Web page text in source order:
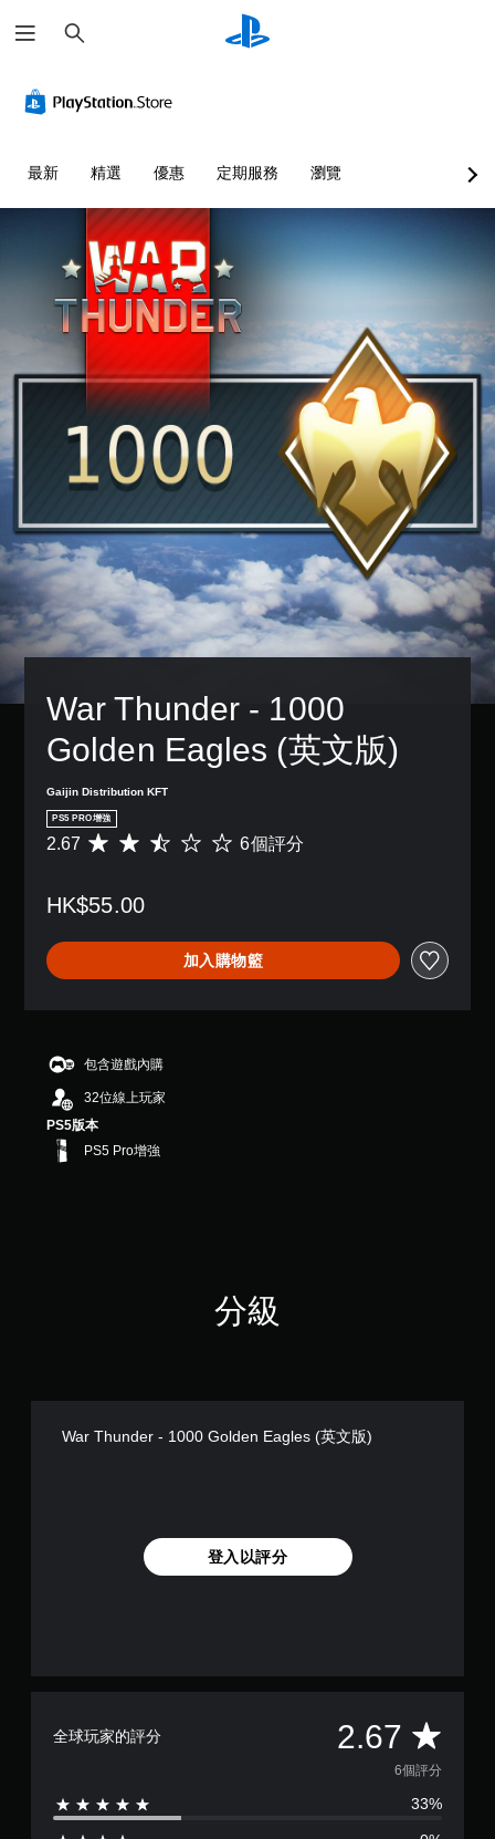
尋
最新 精選 優惠 定期服務 瀏覽
War Thunder - 1000
Golden Eagles (英文版)
Gaijin Distribution KFT
PS5 PRO增強
平
分
2
.
（
滿
分
5
顆
星
2.67 6個評分
HK$55.00
加入購物籃
包含遊戲內購
32位線上玩家
PS5版本
PS5 Pro增強
分級
War Thunder - 1000 Golden Eagles (英文版)
登入以評分
全球玩家的評分 2.67 平
均
評
6個評分
33%